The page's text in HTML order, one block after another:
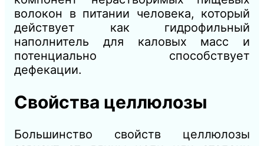
волокон в питании человека, который
действует как гидрофильный
наполнитель для каловых масс и
потенциально способствует
дефекации.
Свойства целлюлозы
Большинство свойств целлюлозы